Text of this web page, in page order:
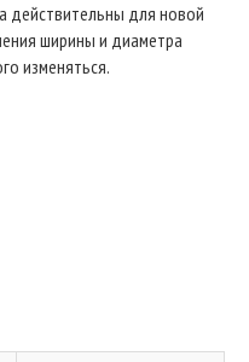
действительны для новой
ширины и диаметра
изменяться.